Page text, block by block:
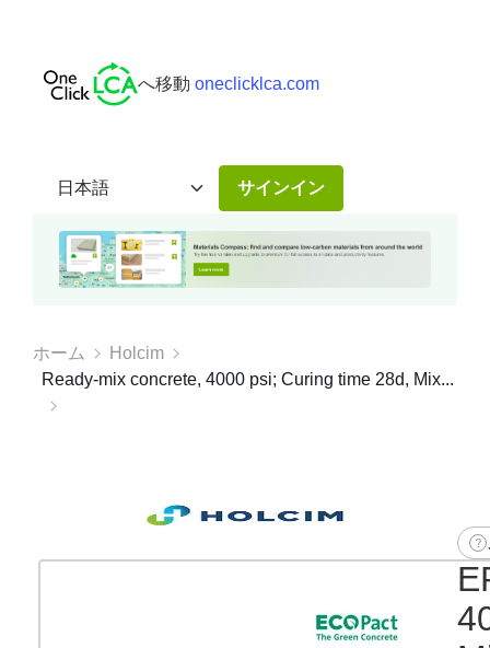
へ移動 oneclicklca.com
サインイン
ホーム
Holcim
Ready-mix concrete, 4000 psi; Curing time 28d, Mix...